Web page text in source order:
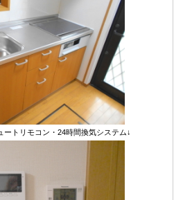
ートリモコン・24時間換気システム↓